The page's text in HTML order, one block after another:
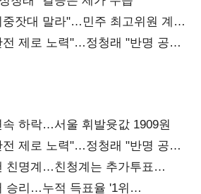
잣대 말라"…민주 최고위원 계파
전 제로 노력"…정청래 "반명 공세
하락…서울 휘발윳값 1909원
전 제로 노력"…정청래 "반명 공세
친명계…친청계는 추가투표
승리…누적 득표율 '1위